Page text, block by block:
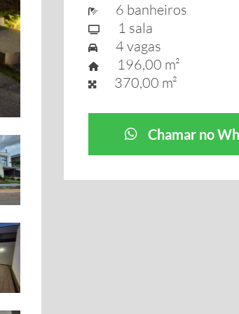
6 banheiros
1 sala
4 vagas
196,00 m²
370,00 m²
Chamar no